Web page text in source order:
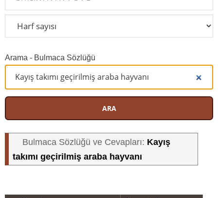
Arama - Bulmaca Sözlüğü
ARA
Bulmaca Sözlüğü ve Cevapları: Kayış
takımı geçirilmiş araba hayvanı